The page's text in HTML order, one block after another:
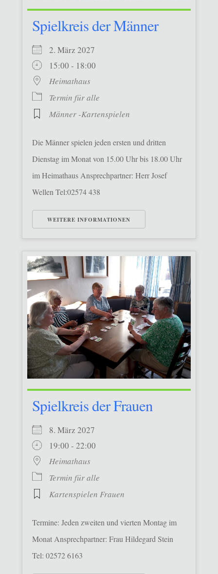
Spielkreis der Männer
2. März 2027
15:00 - 18:00
Heimathaus
Termin für alle
Männer -Kartenspielen
Die Männer spielen jeden ersten und dritten
Dienstag im Monat von 15.00 Uhr bis 18.00 Uhr
im Heimathaus Ansprechpartner: Herr Josef
Wellen Tel:02574 438
WEITERE INFORMATIONEN
Spielkreis der Frauen
8. März 2027
19:00 - 22:00
Heimathaus
Termin für alle
Kartenspielen Frauen
Termine: Jeden zweiten und vierten Montag im
Monat Ansprechpartner: Frau Hildegard Stein
Tel: 02572 6163